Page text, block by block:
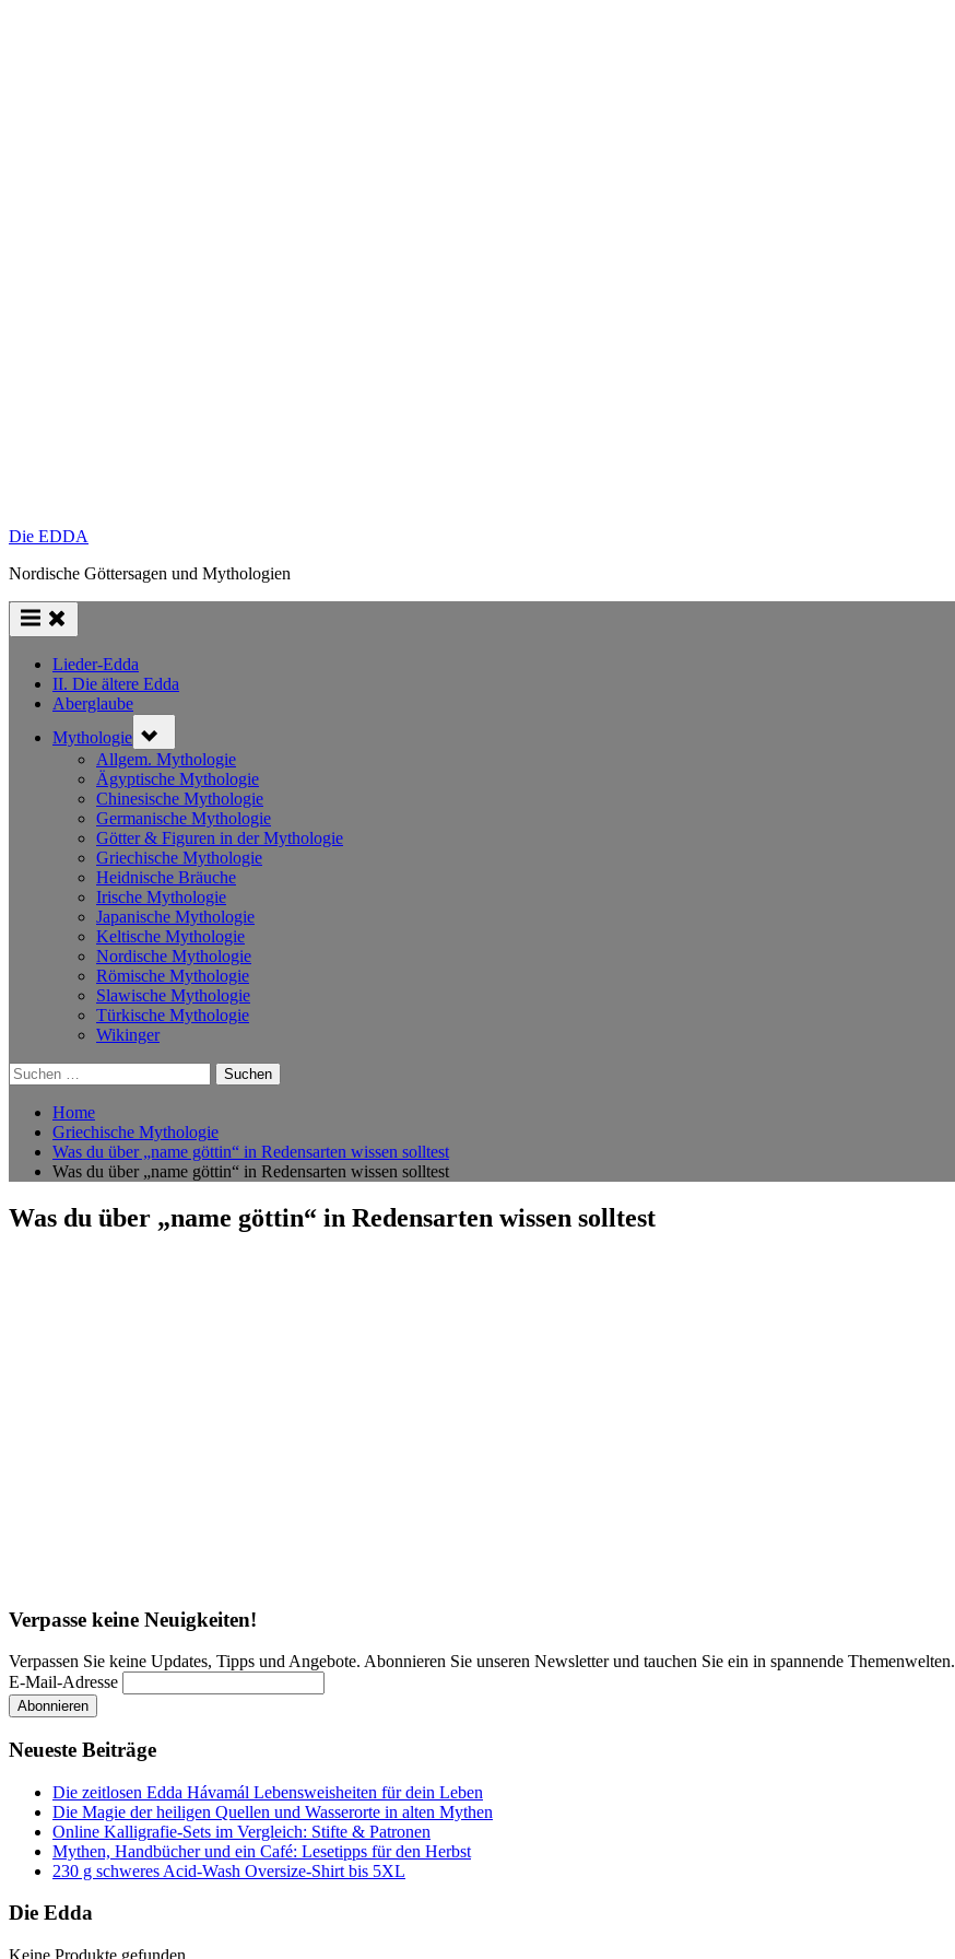
Die EDDA
Nordische Göttersagen und Mythologien
Lieder-Edda
II. Die ältere Edda
Aberglaube
Mythologie sub-
menu
Allgem. Mythologie
Ägyptische Mythologie
Chinesische Mythologie
Germanische Mythologie
Götter & Figuren in der Mythologie
Griechische Mythologie
Heidnische Bräuche
Irische Mythologie
Japanische Mythologie
Keltische Mythologie
Nordische Mythologie
Römische Mythologie
Slawische Mythologie
Türkische Mythologie
Wikinger
Suchen
nach:
Home
Griechische Mythologie
Was du über „name göttin“ in Redensarten wissen solltest
Was du über „name göttin“ in Redensarten wissen solltest
Was du über „name göttin“ in Redensarten wissen solltest
Verpasse keine Neuigkeiten!
Verpassen Sie keine Updates, Tipps und Angebote. Abonnieren Sie unseren Newsletter und tauchen Sie ein in spannende Themenwelten.
E-Mail-Adresse
Neueste Beiträge
Die zeitlosen Edda Hávamál Lebensweisheiten für dein Leben
Die Magie der heiligen Quellen und Wasserorte in alten Mythen
Online Kalligrafie‑Sets im Vergleich: Stifte & Patronen
Mythen, Handbücher und ein Café: Lesetipps für den Herbst
230 g schweres Acid-Wash Oversize-Shirt bis 5XL
Die Edda